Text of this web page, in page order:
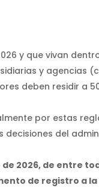
y que vivan
y agencias
deben residir a
por estas
del
2026, de entre
de registro a